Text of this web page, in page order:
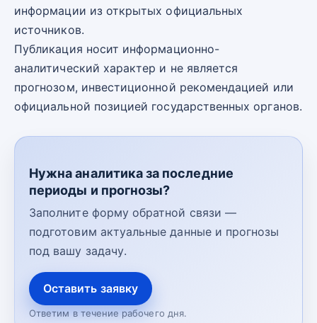
информации из открытых официальных
источников.
Публикация носит информационно-
аналитический характер и не является
прогнозом, инвестиционной рекомендацией или
официальной позицией государственных органов.
Нужна аналитика за последние
периоды и прогнозы?
Заполните форму обратной связи —
подготовим актуальные данные и прогнозы
под вашу задачу.
Оставить заявку
Ответим в течение рабочего дня.